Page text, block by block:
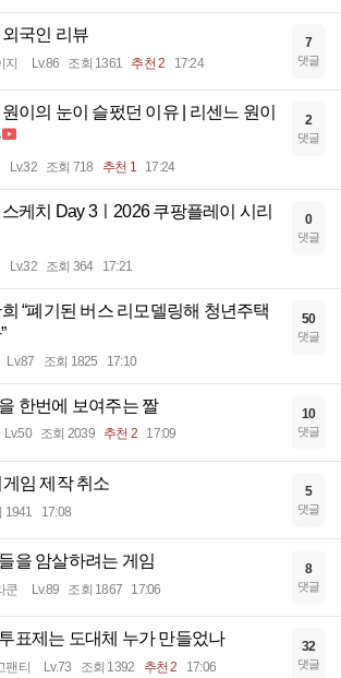
국인 리뷰
지 Lv.86 조회 1361 추천 2 17:24
7
댓글
이의 눈이 슬펐던 이유 | 리센느 원이
Lv.32 조회 718 추천 1 17:24
2
댓글
케치 Day 3ㅣ2026 쿠팡플레이 시리
Lv.32 조회 364 17:21
0
댓글
“폐기된 버스 리모델링해 청년주택
Lv.87 조회 1825 17:10
50
댓글
한번에 보여주는 짤
Lv.50 조회 2039 추천 2 17:09
10
댓글
임 제작 취소
1941 17:08
5
댓글
을 암살하려는 게임
쿤 Lv.89 조회 1867 17:06
8
댓글
표제는 도대체 누가 만들었나
팬티 Lv.73 조회 1392 추천 2 17:06
32
댓글